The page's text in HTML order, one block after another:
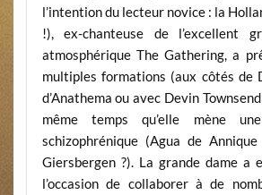
l’intention du lecteur novice : la
!), ex-chanteuse de l’excellent
atmosphérique The Gathering, a
multiples formations (aux côtés de
d’Anathema ou avec Devin
même temps qu’elle mène
schizophrénique (Agua de
Giersbergen ?). La grande dame a
l’occasion de collaborer à de